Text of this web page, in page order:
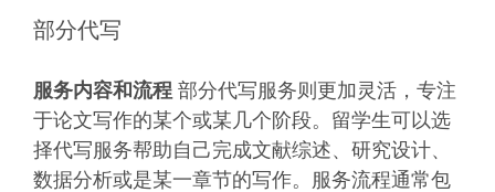
部分代写
服务内容和流程 部分代写服务则更加灵活，专注
于论文写作的某个或某几个阶段。留学生可以选
择代写服务帮助自己完成文献综述、研究设计、
数据分析或是某一章节的写作。服务流程通常包